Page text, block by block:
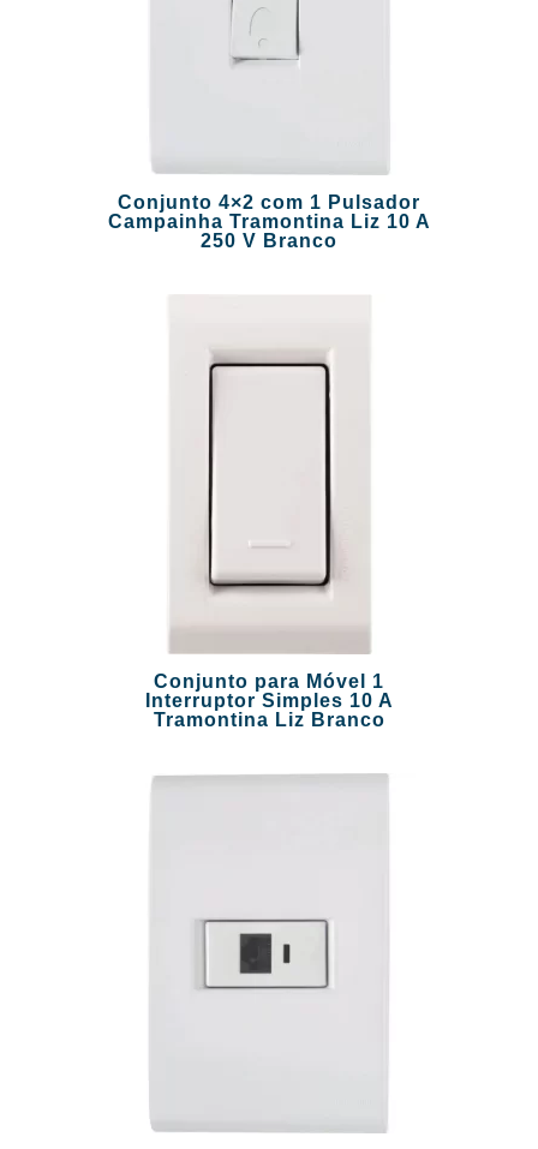
Conjunto 4×2 com 1 Pulsador
Campainha Tramontina Liz 10 A
250 V Branco
Conjunto para Móvel 1
Interruptor Simples 10 A
Tramontina Liz Branco